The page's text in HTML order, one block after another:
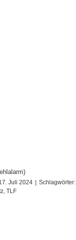
Juli 2024 Schlagwörter:
, TLF